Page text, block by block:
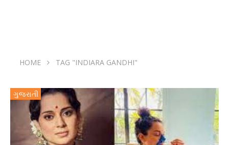
HOME TAG "INDIARA GANDHI"
ગુજરાતી